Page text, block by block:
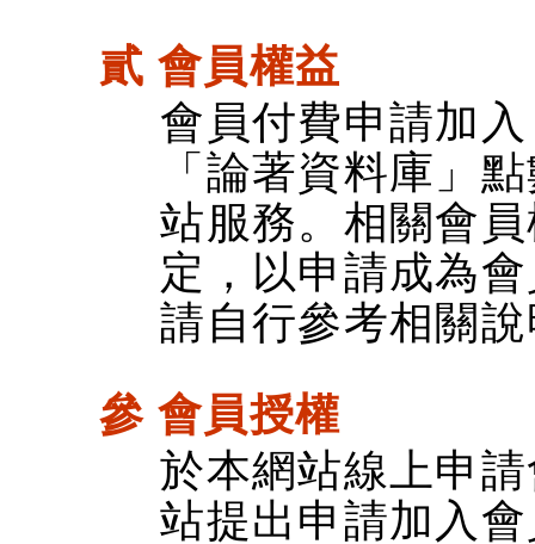
貳 會員權益
會員付費申請加
「論著資料庫」
站服務。相關會
定，以申請成為
請自行參考相關
參 會員授權
於本網站線上申
站提出申請加入